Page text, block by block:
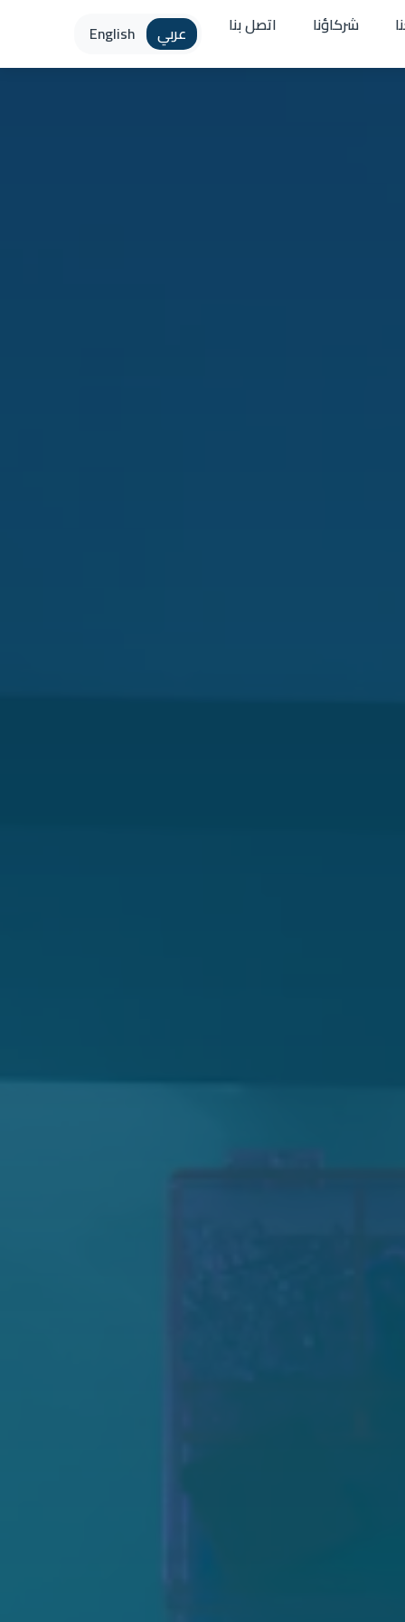
شركاؤنا اتصل بنا عربي English